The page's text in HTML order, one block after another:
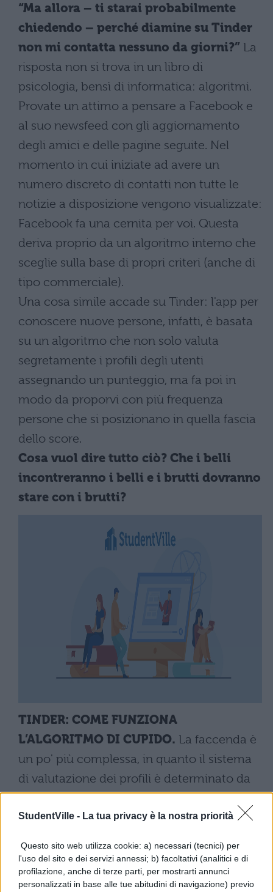
StudentVille - La tua privacy è la nostra priorità
Questo sito web utilizza cookie: a) necessari (tecnici) per
l'uso del sito e dei servizi annessi; b) facoltativi (analitici e di
profilazione, anche di terze parti, per mostrarti annunci
personalizzati in base alle tue abitudini di navigazione) previo
“Ma allora – ti starai probabilmente
chiedendo – perché diamine su Tinder
non mi contatta nessuno da giorni?” La
risposta non si trova in un libro di
psicologia, bensì di informatica: algoritmi.
Provate un attimo a pensare a Facebook e
al suo newsfeed con gli aggiornamento
degli amici e delle pagine seguite. Nel
momento in cui iniziate ad avere un
numero discreto di contatti non tutte le
notizie a disposizione vengono visualizzate:
Facebook fa una cernita per voi. Questa
deriva proprio da un algoritmo interno che
sceglie sulla base di propri criteri (anche di
tipo commerciale).
Una cosa simile accade su Tinder: l'app per
conoscere nuove persone, infatti, è basata
su un algoritmo che non solo valuta
segretamente i profili degli utenti
assegnando un punteggio, ma fa poi in
modo da proporvi con più frequenza
persone che si posizionano in quella fascia
dello score.
Cosa vuol dire tutto ciò? Che i belli
incontreranno i belli e i brutti dovranno
stare con i brutti?
TINDER: COME FUNZIONA
L’ALGORITMO DI CUPIDO. La faccenda è
un po' più complessa, in quanto il sistema
di valutazione dei profili è determinato da
una serie di valori su cui primeggia lo swipe
(il movimento dello scorrere a destra col
profilo, cosa che a tutti gli effetti può essere
considerata un voto di gradimento.